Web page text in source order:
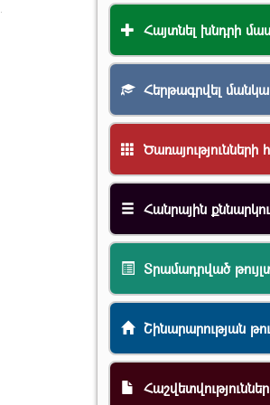
Հայտնել խնդրի
Հերթագրվել
Ծառայությունների
Հանրային
Տրամադրված
Շինարարության
Հաշվետվություններ